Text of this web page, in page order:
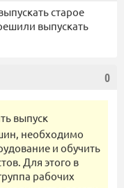
старое
выпускать
0
выпуск
необходимо
и обучить
Для этого в
рабочих